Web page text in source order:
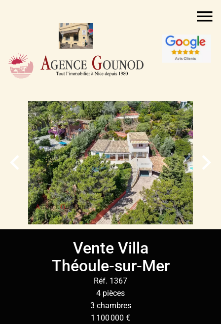
Vente Villa
Théoule-sur-Mer
Réf. 1367
4 pièces
3 chambres
1 100 000 €